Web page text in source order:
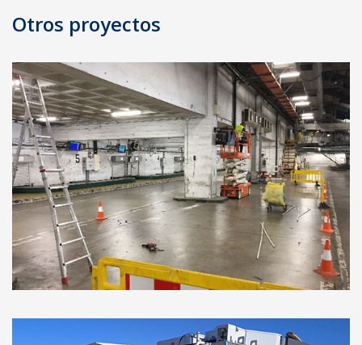
de
entradas
Otros proyectos
Terminal T2 Aeropuerto de Málaga